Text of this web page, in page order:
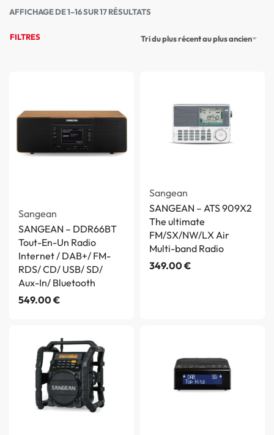
AFFICHAGE DE 1–16 SUR 17 RÉSULTATS
Tri du plus récent au plus ancien
FILTRES
Sangean
SANGEAN – DDR66BT
Tout-En-Un Radio
Internet / DAB+/ FM-
RDS/ CD/ USB/ SD/
Aux-In/ Bluetooth
549.00€
Sangean
SANGEAN – ATS 909X2
The ultimate
FM/SX/NW/LX Air
Multi-band Radio
349.00€